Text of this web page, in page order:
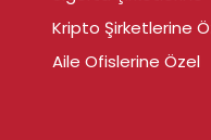
Kripto Şirketlerine
Aile Ofislerine Özel